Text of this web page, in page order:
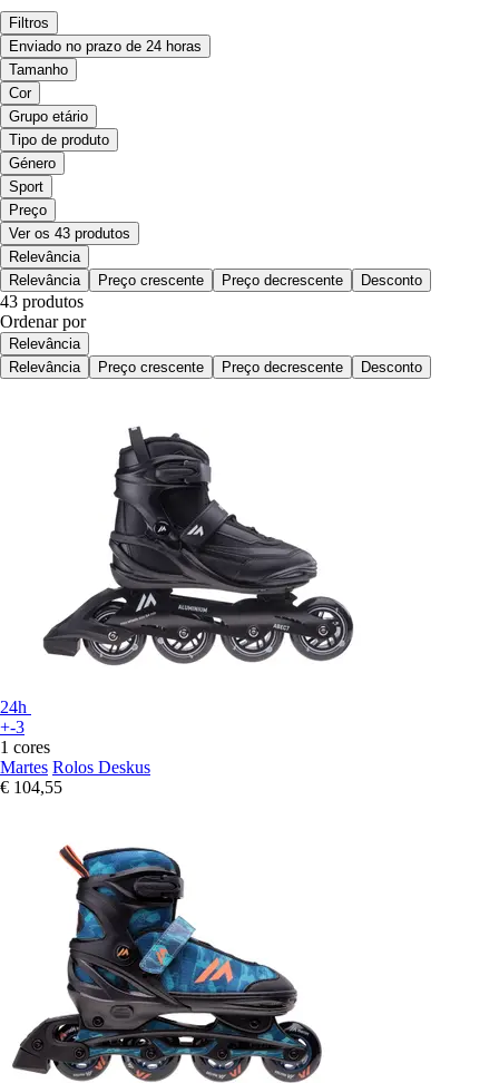
Filtros
Enviado no prazo de 24 horas
Tamanho
Cor
Grupo etário
Tipo de produto
Género
Sport
Preço
Ver os 43 produtos
Relevância
Relevância
Preço crescente Preço decrescente Desconto
43 produtos
Ordenar por
Relevância
Relevância
Preço crescente Preço decrescente Desconto
24h
+-3
1 cores
Martes Rolos Deskus
€ 104,55